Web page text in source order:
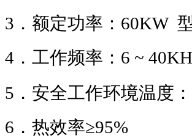
3 ．额定功率： 60KW
4 ．工作频率： 6 ~
5 ．安全工作环境温度：
6 ．热效率≥95%